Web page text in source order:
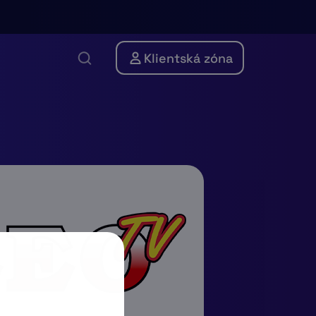
Klientská zóna